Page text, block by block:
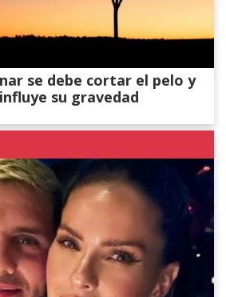
se debe cortar el pelo y
su gravedad